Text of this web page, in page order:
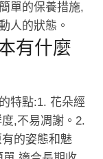
單的保養措施,
人的狀態。
有什麼
特點:1. 花朵經
,不易凋謝。2.
的姿態和魅